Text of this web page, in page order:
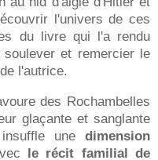
l'univers de ces
du livre qui l'a rendu
et remercier le
l'autrice.
des Rochambelles
glaçante et sanglante
une dimension
le récit familial de